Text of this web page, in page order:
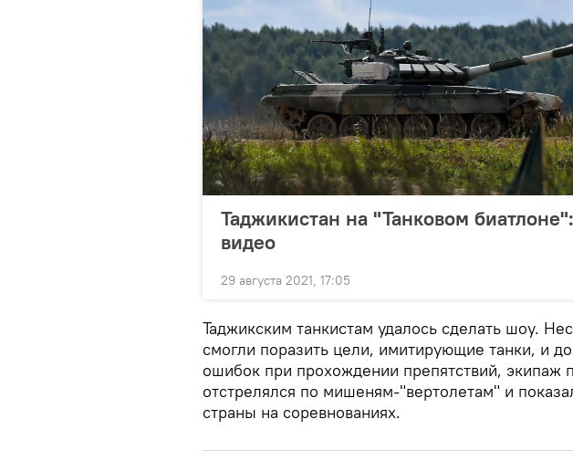
Таджикистан на "Танковом
видео
29 августа 2021, 17:05
Таджикским танкистам удалось сделать шоу.
смогли поразить цели, имитирующие танки, и
ошибок при прохождении препятствий, экипаж
отстрелялся по мишеням-"вертолетам" и
страны на соревнованиях.